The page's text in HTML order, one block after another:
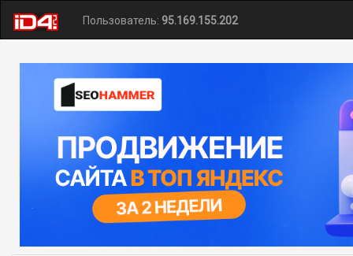
Пользователь: 95.169.155.202